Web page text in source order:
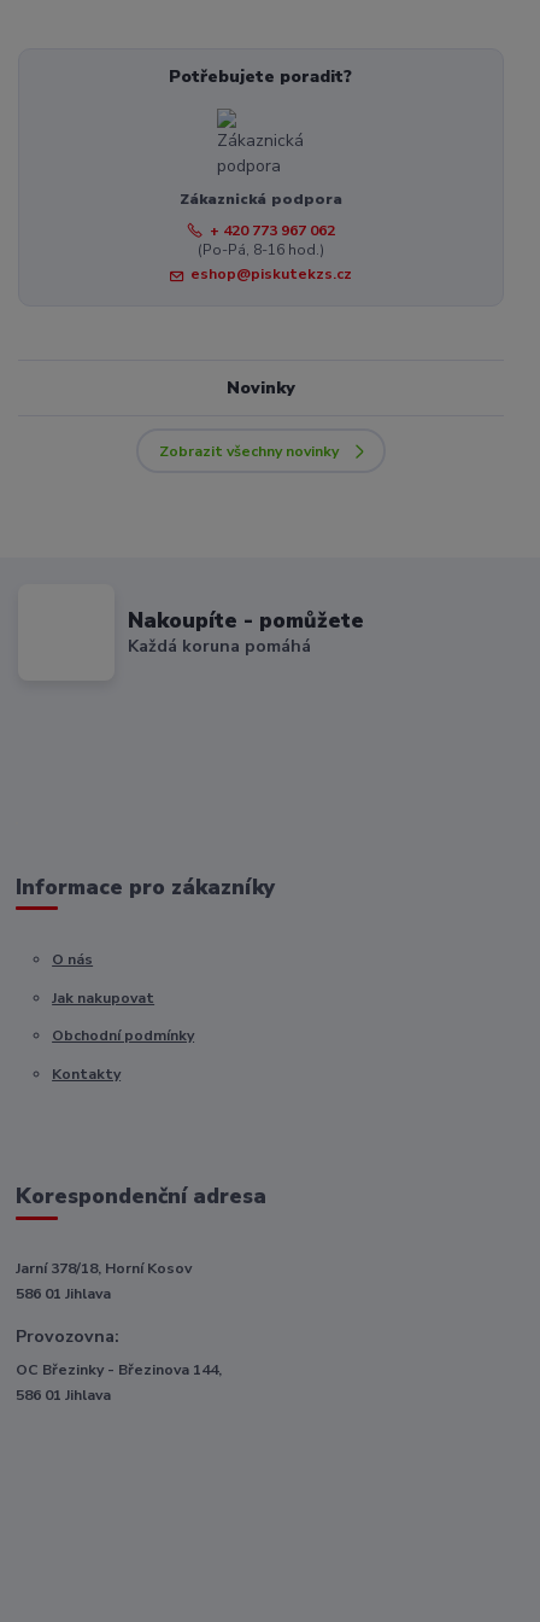
Potřebujete poradit?
Zákaznická podpora
+ 420 773 967 062
(Po-Pá, 8-16 hod.)
eshop@piskutekzs.cz
Novinky
Zobrazit všechny novinky
Nakoupíte - pomůžete
Každá koruna pomáhá
Informace pro zákazníky
O nás
Jak nakupovat
Obchodní podmínky
Kontakty
Korespondenční adresa
Jarní 378/18, Horní Kosov
586 01 Jihlava
Provozovna:
OC Březinky - Březinova 144,
586 01 Jihlava